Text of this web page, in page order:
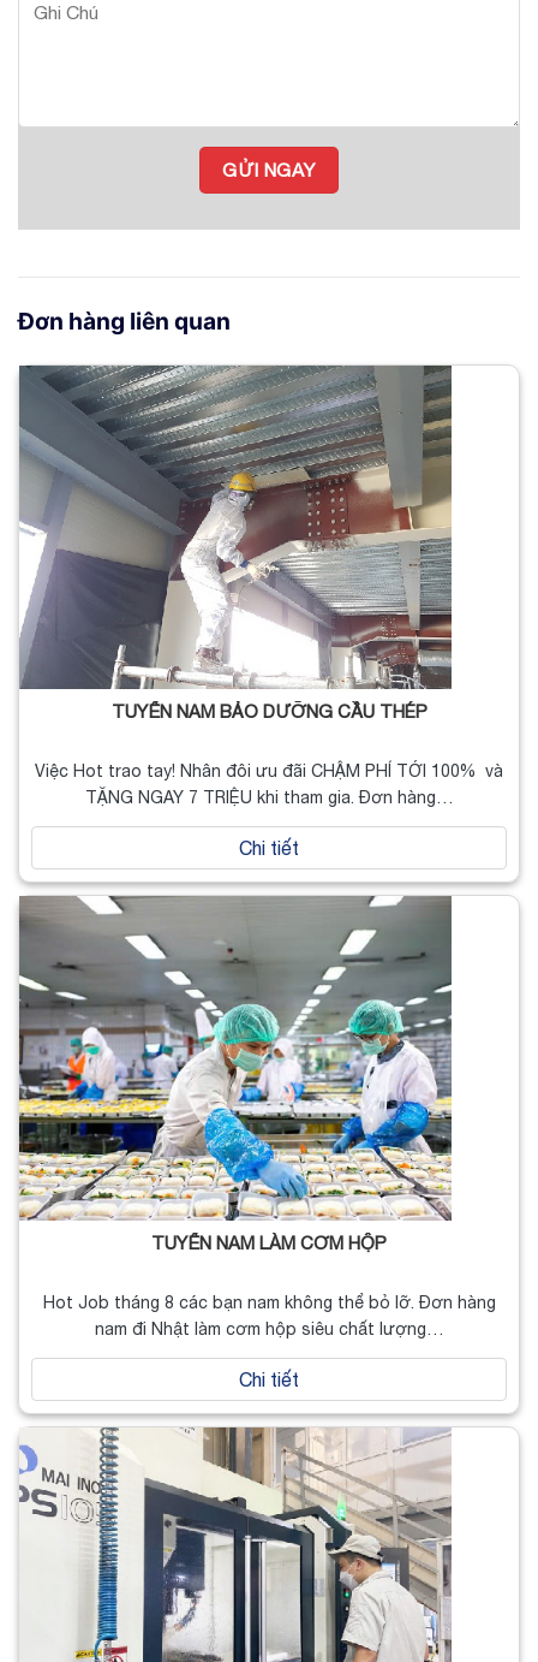
Đơn hàng liên quan
TUYỂN NAM BẢO DƯỠNG CẦU THÉP
Việc Hot trao tay! Nhân đôi ưu đãi CHẬM PHÍ TỚI 100% và
TẶNG NGAY 7 TRIỆU khi tham gia. Đơn hàng…
Chi tiết
TUYỂN NAM LÀM CƠM HỘP
Hot Job tháng 8 các bạn nam không thể bỏ lỡ. Đơn hàng
nam đi Nhật làm cơm hộp siêu chất lượng…
Chi tiết